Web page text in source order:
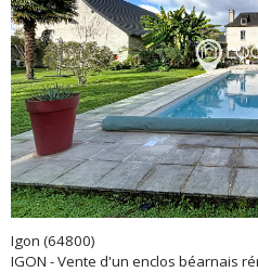
voir
Igon (64800)
IGON - Vente d'un enclos béarnais